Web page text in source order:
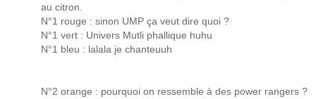
au citron.
N°1 rouge : sinon UMP ça veut dire quoi ?
N°1 vert : Univers Mutli phallique huhu
N°1 bleu : lalala je chanteuuh
N°2 orange : pourquoi on ressemble à des power rangers ?